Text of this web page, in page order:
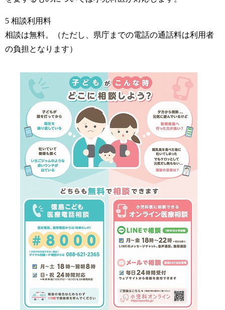
5 相談利用料
相談は無料。（ただし、県庁までの電話の通話料は利用者
の負担となります）